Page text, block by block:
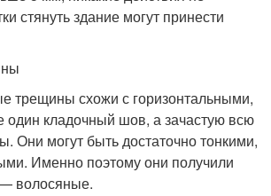
стянуть здание могут принести
трещины схожи с горизонтальными,
один кладочный шов, а зачастую всю
Они могут быть достаточно тонкими,
Именно поэтому они получили
волосяные.